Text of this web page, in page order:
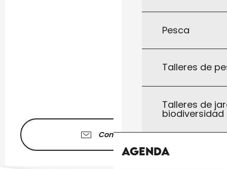
Pesca
Talleres de
Talleres de
biodiversidad
Agenda
Contáctenos